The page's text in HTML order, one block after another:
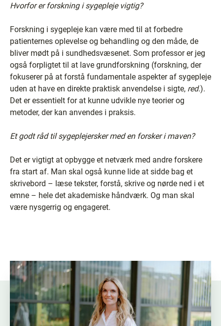
Hvorfor er forskning i sygepleje vigtig?
Forskning i sygepleje kan være med til at forbedre
patienternes oplevelse og behandling og den måde, de
bliver mødt på i sundhedsvæsenet. Som professor er jeg
også forpligtet til at lave grundforskning (forskning, der
fokuserer på at forstå fundamentale aspekter af sygepleje
uden at have en direkte praktisk anvendelse i sigte, red.).
Det er essentielt for at kunne udvikle nye teorier og
metoder, der kan anvendes i praksis.
Et godt råd til sygeplejersker med en forsker i maven?
Det er vigtigt at opbygge et netværk med andre forskere
fra start af. Man skal også kunne lide at sidde bag et
skrivebord – læse tekster, forstå, skrive og nørde ned i et
emne – hele det akademiske håndværk. Og man skal
være nysgerrig og engageret.